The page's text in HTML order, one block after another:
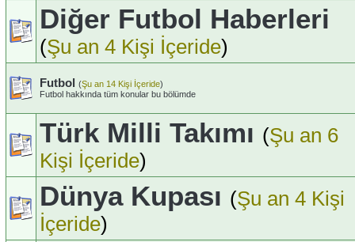
Diğer Futbol Haberleri
(Şu an 4 Kişi İçeride)
Futbol (Şu an 14 Kişi İçeride)
Futbol hakkında tüm konular bu bölümde
Türk Milli Takımı (Şu an 6
Kişi İçeride)
Dünya Kupası (Şu an 4 Kişi
İçeride)